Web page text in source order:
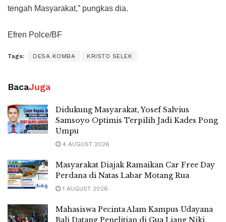
tengah Masyarakat,” pungkas dia.
Efren Polce/BF
Tags: DESA KOMBA KRISTO SELEK
BacaJuga
Didukung Masyarakat, Yosef Salvius
Samsoyo Optimis Terpilih Jadi Kades Pong
Umpu
4 AUGUST 2026
Masyarakat Diajak Ramaikan Car Free Day
Perdana di Natas Labar Motang Rua
1 AUGUST 2026
Mahasiswa Pecinta Alam Kampus Udayana
Bali Datang Penelitian di Gua Liang Niki